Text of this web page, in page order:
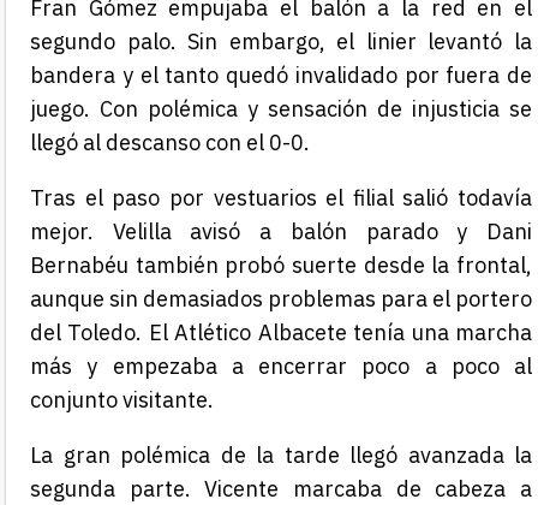
Fran Gómez empujaba el balón a la red en el
segundo palo. Sin embargo, el linier levantó la
bandera y el tanto quedó invalidado por fuera de
juego. Con polémica y sensación de injusticia se
llegó al descanso con el 0-0.
Tras el paso por vestuarios el filial salió todavía
mejor. Velilla avisó a balón parado y Dani
Bernabéu también probó suerte desde la frontal,
aunque sin demasiados problemas para el portero
del Toledo. El Atlético Albacete tenía una marcha
más y empezaba a encerrar poco a poco al
conjunto visitante.
La gran polémica de la tarde llegó avanzada la
segunda parte. Vicente marcaba de cabeza a